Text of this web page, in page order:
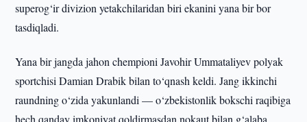
superog‘ir divizion yetakchilaridan biri ekanini yana bir bor
tasdiqladi.
Yana bir jangda jahon chempioni Javohir Ummataliyev polyak
sportchisi Damian Drabik bilan to‘qnash keldi. Jang ikkinchi
raundning o‘zida yakunlandi — o‘zbekistonlik bokschi raqibiga
hech qanday imkoniyat qoldirmasdan nokaut bilan g‘alaba